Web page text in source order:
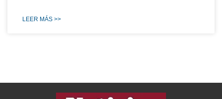
LEER MÁS >>